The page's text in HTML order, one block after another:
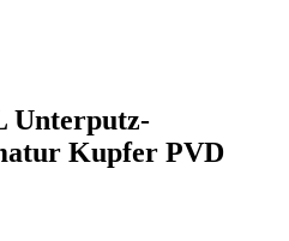
Unterputz-
Kupfer PVD